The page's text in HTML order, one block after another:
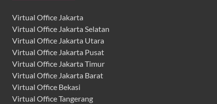
Virtual Office Jakarta
Virtual Office Jakarta Selatan
Virtual Office Jakarta Utara
Virtual Office Jakarta Pusat
Virtual Office Jakarta Timur
Virtual Office Jakarta Barat
Virtual Office Bekasi
Virtual Office Tangerang